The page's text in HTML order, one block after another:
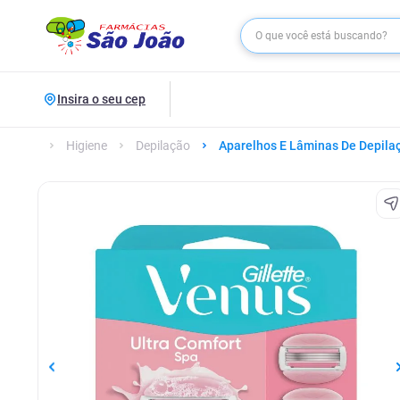
Insira o seu cep
Higiene Depilação Aparelhos E Lâminas De